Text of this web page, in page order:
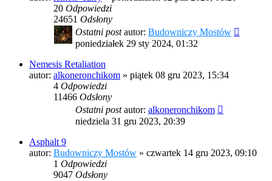
20 Odpowiedzi
24651 Odsłony
Ostatni postautor: Budowniczy Mostów
poniedziałek 29 sty 2024, 01:32
Nemesis Retaliation
autor: alkoneronchikom » piątek 08 gru 2023, 15:34
4 Odpowiedzi
11466 Odsłony
Ostatni postautor: alkoneronchikom
niedziela 31 gru 2023, 20:39
Asphalt 9
autor: Budowniczy Mostów » czwartek 14 gru 2023, 09:10
1 Odpowiedzi
9047 Odsłony